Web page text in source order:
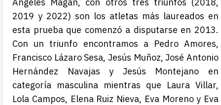
2019 y 2022) son los atletas más laureados en
esta prueba que comenzó a disputarse en 2013.
Con un triunfo encontramos a Pedro Amores,
Francisco Lázaro Sesa, Jesús Muñoz, José Antonio
Hernández Navajas y Jesús Montejano en
categoría masculina mientras que Laura Villar,
Lola Campos, Elena Ruiz Nieva, Eva Moreno y Eva